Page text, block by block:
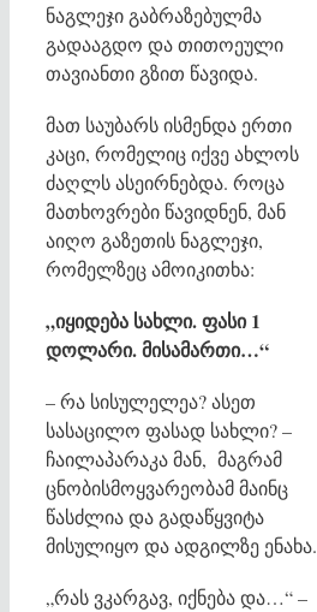
ნაგლეჯი გაბრაზებულმა
გადააგდო და თითოეული
თავიანთი გზით წავიდა.
მათ საუბარს ისმენდა ერთი
კაცი, რომელიც იქვე ახლოს
ძაღლს ასეირნებდა. როცა
მათხოვრები წავიდნენ, მან
აიღო გაზეთის ნაგლეჯი,
რომელზეც ამოიკითხა:
„იყიდება სახლი. ფასი 1
დოლარი. მისამართი…“
– რა სისულელეა? ასეთ
სასაცილო ფასად სახლი? –
ჩაილაპარაკა მან, მაგრამ
ცნობისმოყვარეობამ მაინც
წასძლია და გადაწყვიტა
მისულიყო და ადგილზე ენახა.
„რას ვკარგავ, იქნება და…“ –